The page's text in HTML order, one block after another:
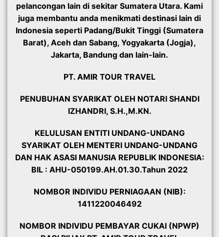
pelancongan lain di sekitar Sumatera Utara. Kami
juga membantu anda menikmati destinasi lain di
Indonesia seperti Padang/Bukit Tinggi (Sumatera
Barat), Aceh dan Sabang, Yogyakarta (Jogja),
Jakarta, Bandung dan lain-lain.
PT. AMIR TOUR TRAVEL
PENUBUHAN SYARIKAT OLEH NOTARI SHANDI
IZHANDRI, S.H.,M.KN.
KELULUSAN ENTITI UNDANG-UNDANG
SYARIKAT OLEH MENTERI UNDANG-UNDANG
DAN HAK ASASI MANUSIA REPUBLIK INDONESIA:
BIL : AHU-050199.AH.01.30.Tahun 2022
NOMBOR INDIVIDU PERNIAGAAN (NIB):
1411220046492
NOMBOR INDIVIDU PEMBAYAR CUKAI (NPWP)